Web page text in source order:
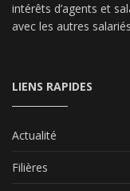
intérêts d’agents et
avec les autres
LIENS RAPIDES
Actualité
Filières